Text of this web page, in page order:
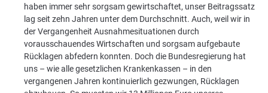
haben immer sehr sorgsam gewirtschaftet, unser Beitragssatz
lag seit zehn Jahren unter dem Durchschnitt. Auch, weil wir in
der Vergangenheit Ausnahmesituationen durch
vorausschauendes Wirtschaften und sorgsam aufgebaute
Rücklagen abfedern konnten. Doch die Bundesregierung hat
uns – wie alle gesetzlichen Krankenkassen – in den
vergangenen Jahren kontinuierlich gezwungen, Rücklagen